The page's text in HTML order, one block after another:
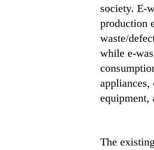
society. E-
production
waste/
while e-
appliances,
equipment,
The